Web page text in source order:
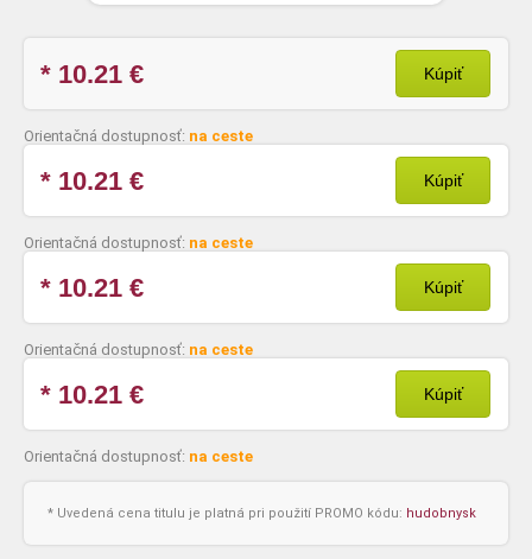
* 10.21 € Kúpiť
Orientačná dostupnosť: na ceste
* 10.21 € Kúpiť
Orientačná dostupnosť: na ceste
* 10.21 € Kúpiť
Orientačná dostupnosť: na ceste
* 10.21 € Kúpiť
Orientačná dostupnosť: na ceste
* Uvedená cena titulu je platná pri použití PROMO kódu: hudobnysk